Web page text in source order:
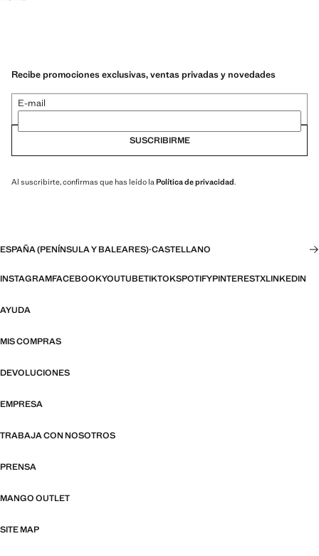
Recibe promociones exclusivas, ventas privadas y novedades
E-mail
SUSCRIBIRME
Al suscribirte, confirmas que has leído la Política de privacidad.
ESPAÑA (PENÍNSULA Y BALEARES)·CASTELLANO
INSTAGRAMFACEBOOKYOUTUBETIKTOKSPOTIFYPINTERESTXLINKEDIN
AYUDA
MIS COMPRAS
DEVOLUCIONES
EMPRESA
TRABAJA CON NOSOTROS
PRENSA
MANGO OUTLET
SITE MAP